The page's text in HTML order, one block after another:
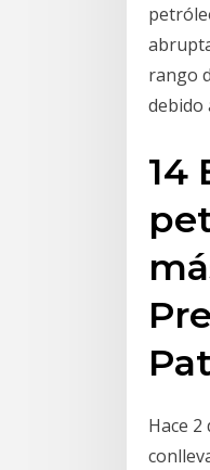
rango
debido
14
Hace